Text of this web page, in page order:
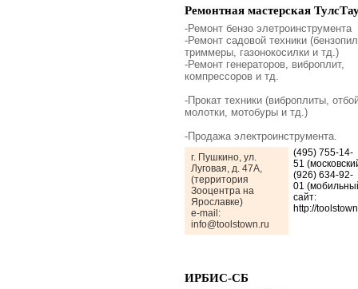
Ремонтная мастерская
-Ремонт бензо элетроинструмента
-Ремонт садовой техники
триммеры, газонокосилки и тд.)
-Ремонт генераторов, виброплит,
компрессоров и тд.
-Прокат техники (виброплиты,
молотки, мотобуры и тд.)
-Продажа электроинструмента.
г. Пушкино, ул.
Луговая, д. 47А,
(территория
Зооцентра на
Ярославке)
e-mail:
info@toolstown.ru
(495) 755-14-
51
(926) 634-92-
01
сайт:
http://
ИРБИС-СБ